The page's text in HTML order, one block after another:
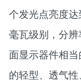
个发光点亮度达
毫瓦级别，分
面显示器件相
的轻型、透气